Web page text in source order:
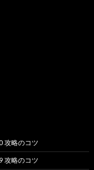
攻略のコツ
攻略のコツ